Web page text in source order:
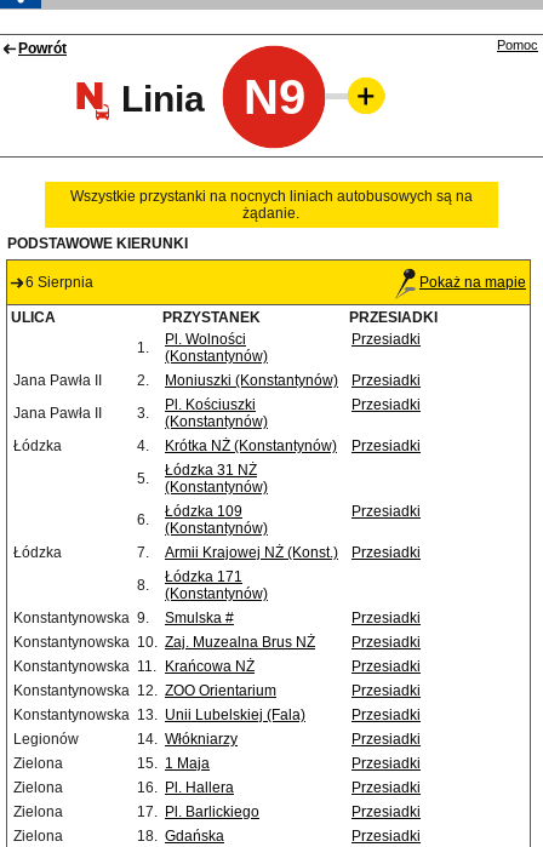
Powrót
Linia N9
Pomoc
Wszystkie przystanki na nocnych liniach autobusowych są na
żądanie.
PODSTAWOWE KIERUNKI
6 Sierpnia Pokaż na mapie
ULICA PRZYSTANEK
PRZESIADKI
1.
Pl. Wolności
(Konstantynów)
Przesiadki
Jana Pawła II 2. Moniuszki (Konstantynów)
Przesiadki
Jana Pawła II
3.
Pl. Kościuszki
(Konstantynów)
Przesiadki
Łódzka 4. Krótka NŻ (Konstantynów)
Przesiadki
5.
Łódzka 31 NŻ
(Konstantynów)
6.
Łódzka 109
(Konstantynów)
Przesiadki
Łódzka 7. Armii Krajowej NŻ (Konst.)
Przesiadki
8.
Łódzka 171
(Konstantynów)
Konstantynowska 9. Smulska #
Przesiadki
Konstantynowska 10. Zaj. Muzealna Brus NŻ
Przesiadki
Konstantynowska 11. Krańcowa NŻ
Przesiadki
Konstantynowska 12. ZOO Orientarium
Przesiadki
Konstantynowska 13. Unii Lubelskiej (Fala)
Przesiadki
Legionów
14. Włókniarzy
Przesiadki
Zielona
15. 1 Maja
Przesiadki
Zielona
16. Pl. Hallera
Przesiadki
Zielona
17. Pl. Barlickiego
Przesiadki
Zielona
18. Gdańska
Przesiadki